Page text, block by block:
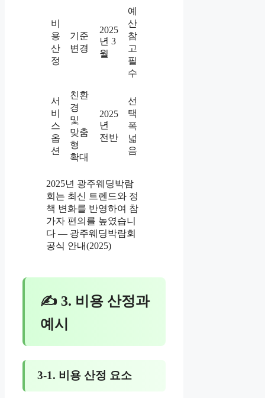
비
용
산
정
기준
변경
2025
년 3
월
예
산
참
고
필
수
서
비
스
옵
션
친환
경
및
맞춤
형
확대
2025
년
전반
선
택
폭
넓
음
2025년 광주웨딩박람
회는 최신 트렌드와 정
책 변화를 반영하여 참
가자 편의를 높였습니
다 — 광주웨딩박람회
공식 안내(2025)
✍ 3. 비용 산정과
예시
3-1. 비용 산정 요소